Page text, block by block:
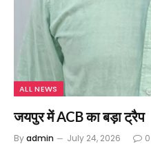
ALL NEWS
जयपुर में ACB का बड़ा ट्रैप
Byadmin July 24, 2026 0